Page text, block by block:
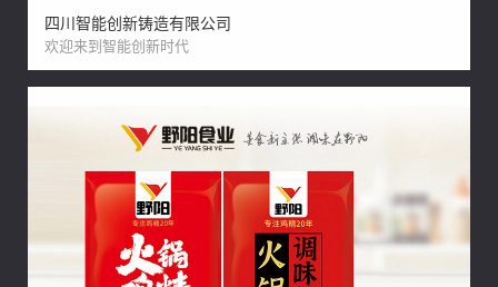
四川智能创新铸造有限公司
欢迎来到智能创新时代